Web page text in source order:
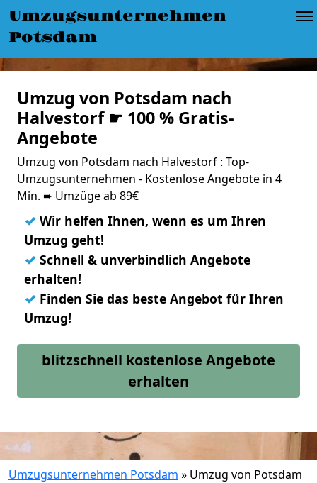
Umzugsunternehmen
Potsdam
Umzug von Potsdam nach
Halvestorf ☛ 100 % Gratis-
Angebote
Umzug von Potsdam nach Halvestorf : Top-
Umzugsunternehmen - Kostenlose Angebote in 4
Min. ➨ Umzüge ab 89€
✓ Wir helfen Ihnen, wenn es um Ihren
Umzug geht!
✓ Schnell & unverbindlich Angebote
erhalten!
✓ Finden Sie das beste Angebot für Ihren
Umzug!
blitzschnell kostenlose Angebote
erhalten
Umzugsunternehmen Potsdam » Umzug von Potsdam